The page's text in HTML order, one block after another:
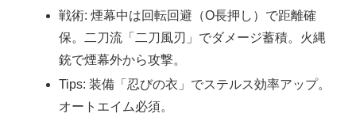
戦術: 煙幕中は回転回避（O長押し）で距離確
保。二刀流「二刀風刃」でダメージ蓄積。火縄
銃で煙幕外から攻撃。
Tips: 装備「忍びの衣」でステルス効率アップ。
オートエイム必須。